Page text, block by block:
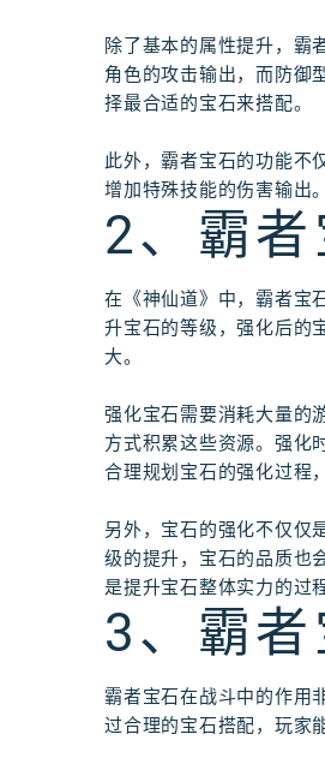
除了基本的属性提升，霸
角色的攻击输出，而防御
择最合适的宝石来搭配。
此外，霸者宝石的功能不
增加特殊技能的伤害输出
2、霸
在《神仙道》中，霸者宝
升宝石的等级，强化后的
大。
强化宝石需要消耗大量的
方式积累这些资源。强化
合理规划宝石的强化过程
另外，宝石的强化不仅仅
级的提升，宝石的品质也
是提升宝石整体实力的过程
3、霸
霸者宝石在战斗中的作用
过合理的宝石搭配，玩家